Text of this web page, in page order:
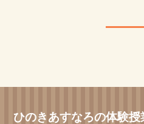
ひのきあすなろの体験授